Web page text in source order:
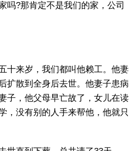
吗?那肯定不是我们的家，公司
十来岁，我们都叫他赖工。他妻
扩散到全身后去世。他妻子患病
子，他父母早亡故了，女儿在读
，没有别的人手来帮他，他就只